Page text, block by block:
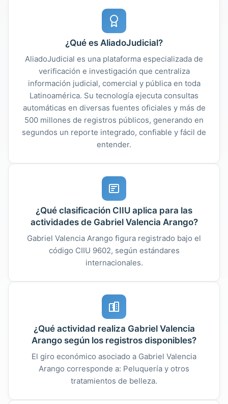
¿Qué es AliadoJudicial?
AliadoJudicial es una plataforma especializada de
verificación e investigación que centraliza
información judicial, comercial y pública en toda
Latinoamérica. Su tecnología ejecuta consultas
automáticas en diversas fuentes oficiales y más de
500 millones de registros públicos, generando en
segundos un reporte integrado, confiable y fácil de
entender.
¿Qué clasificación CIIU aplica para las
actividades de Gabriel Valencia Arango?
Gabriel Valencia Arango figura registrado bajo el
código CIIU 9602, según estándares
internacionales.
¿Qué actividad realiza Gabriel Valencia
Arango según los registros disponibles?
El giro económico asociado a Gabriel Valencia
Arango corresponde a: Peluquería y otros
tratamientos de belleza.